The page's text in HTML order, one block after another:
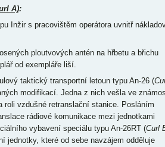
A):
Inžir s pracovištěm operátora uvnitř
ploutvových antén na hřbetu a břichu
od exempláře liší.
taktický transportní letoun typu An-26 (
modifikací. Jedna z nich vešla ve
roli vzdušné retranslační stanice. Posláním
rádiové komunikace mezi jednotkami
vybavení speciálu typu An-26RT (Curl
jednotky, které od sebe navzájem odděluje